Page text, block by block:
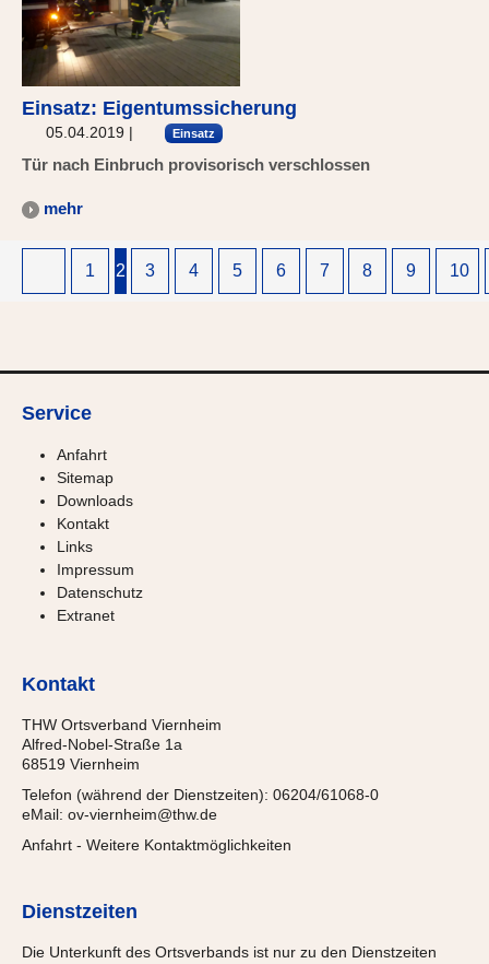
Einsatz: Eigentumssicherung
05.04.2019 | Einsatz
Tür nach Einbruch provisorisch verschlossen
mehr
1 2 3 4 5 6 7 8 9 10
Service
Anfahrt
Sitemap
Downloads
Kontakt
Links
Impressum
Datenschutz
Extranet
Kontakt
THW Ortsverband Viernheim
Alfred-Nobel-Straße 1a
68519 Viernheim
Telefon (während der Dienstzeiten): 06204/61068-0
eMail: ov-viernheim@thw.de
Anfahrt - Weitere Kontaktmöglichkeiten
Dienstzeiten
Die Unterkunft des Ortsverbands ist nur zu den Dienstzeiten